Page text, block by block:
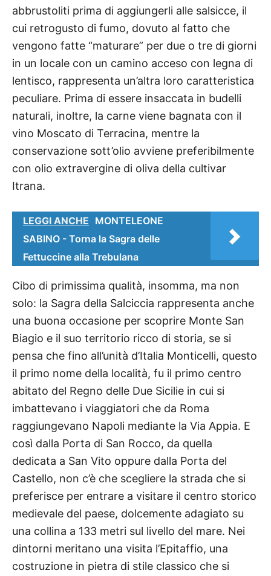
abbrustoliti prima di aggiungerli alle salsicce, il
cui retrogusto di fumo, dovuto al fatto che
vengono fatte “maturare” per due o tre di giorni
in un locale con un camino acceso con legna di
lentisco, rappresenta un’altra loro caratteristica
peculiare. Prima di essere insaccata in budelli
naturali, inoltre, la carne viene bagnata con il
vino Moscato di Terracina, mentre la
conservazione sott’olio avviene preferibilmente
con olio extravergine di oliva della cultivar
Itrana.
LEGGI ANCHE MONTELEONE
SABINO - Torna la Sagra delle
Fettuccine alla Trebulana
Cibo di primissima qualità, insomma, ma non
solo: la Sagra della Salciccia rappresenta anche
una buona occasione per scoprire Monte San
Biagio e il suo territorio ricco di storia, se si
pensa che fino all’unità d’Italia Monticelli, questo
il primo nome della località, fu il primo centro
abitato del Regno delle Due Sicilie in cui si
imbattevano i viaggiatori che da Roma
raggiungevano Napoli mediante la Via Appia. E
così dalla Porta di San Rocco, da quella
dedicata a San Vito oppure dalla Porta del
Castello, non c’è che scegliere la strada che si
preferisce per entrare a visitare il centro storico
medievale del paese, dolcemente adagiato su
una collina a 133 metri sul livello del mare. Nei
dintorni meritano una visita l’Epitaffio, una
costruzione in pietra di stile classico che si